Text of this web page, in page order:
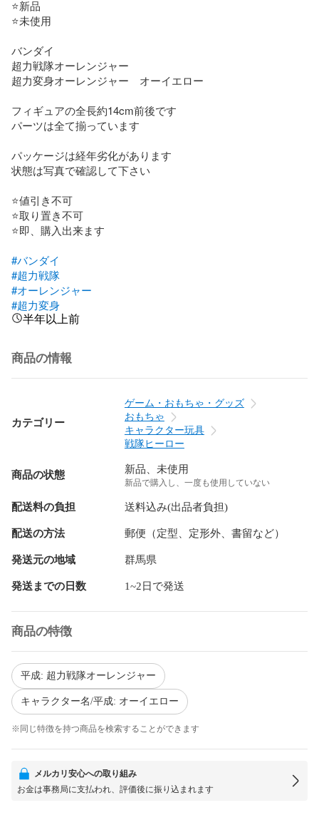
⭐️新品
⭐️未使用
バンダイ
超力戦隊オーレンジャー
超力変身オーレンジャー　オーイエロー
フィギュアの全長約14cm前後です
パーツは全て揃っています
パッケージは経年劣化があります
状態は写真で確認して下さい
⭐️値引き不可
⭐️取り置き不可
⭐️即、購入出来ます
#バンダイ
#超力戦隊
#オーレンジャー
#超力変身
半年以上前
商品の情報
カテゴリー
ゲーム・おもちゃ・グッズ
おもちゃ
キャラクター玩具
戦隊ヒーロー
商品の状態 新品、未使用
新品で購入し、一度も使用していない
配送料の負担 送料込み(出品者負担)
配送の方法 郵便（定型、定形外、書留など）
発送元の地域 群馬県
発送までの日数 1~2日で発送
商品の特徴
平成: 超力戦隊オーレンジャー
キャラクター名/平成: オーイエロー
※同じ特徴を持つ商品を検索することができます
メルカリ安心への取り組み
お金は事務局に支払われ、評価後に振り込まれます